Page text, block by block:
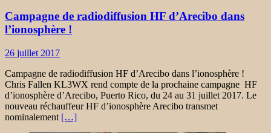
Campagne de radiodiffusion HF d’Arecibo dans
l’ionosphère !
26 juillet 2017
Campagne de radiodiffusion HF d’Arecibo dans l’ionosphère !
Chris Fallen KL3WX rend compte de la prochaine campagne HF
d’ionosphère d’Arecibo, Puerto Rico, du 24 au 31 juillet 2017. Le
nouveau réchauffeur HF d’ionosphère Arecibo transmet
nominalement […]